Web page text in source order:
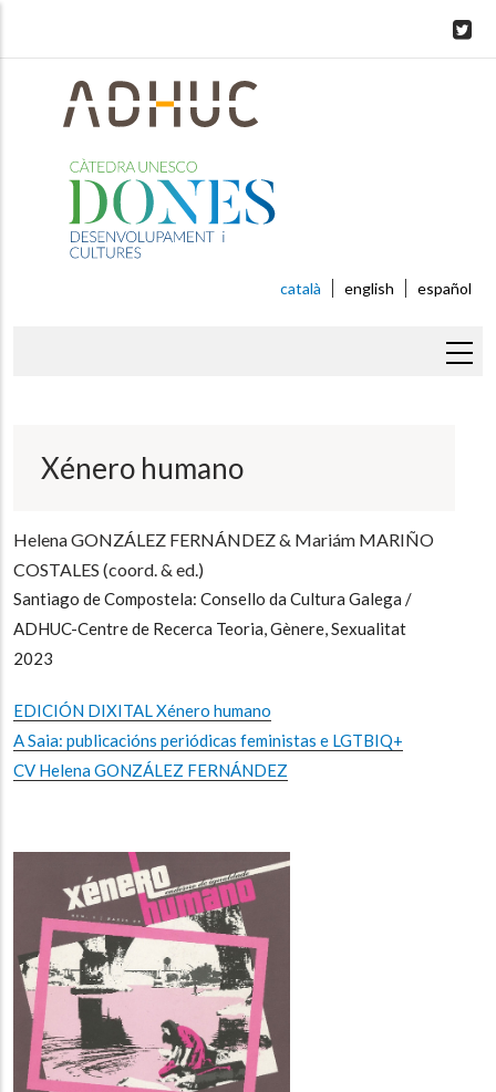
català english español
Xénero humano
Helena GONZÁLEZ FERNÁNDEZ & Mariám MARIÑO
COSTALES (coord. & ed.)
Santiago de Compostela: Consello da Cultura Galega /
ADHUC-Centre de Recerca Teoria, Gènere, Sexualitat
2023
EDICIÓN DIXITAL Xénero humano
A Saia: publicacións periódicas feministas e LGTBIQ+
CV Helena GONZÁLEZ FERNÁNDEZ